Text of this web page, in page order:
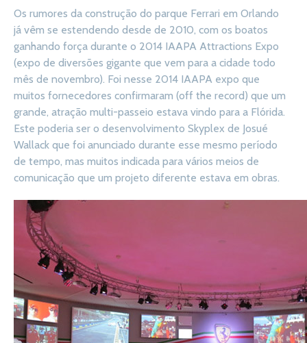
Os rumores da construção do parque Ferrari em Orlando
já vêm se estendendo desde de 2010, com os boatos
ganhando força durante o 2014 IAAPA Attractions Expo
(expo de diversões gigante que vem para a cidade todo
mês de novembro). Foi nesse 2014 IAAPA expo que
muitos fornecedores confirmaram (off the record) que um
grande, atração multi-passeio estava vindo para a Flórida.
Este poderia ser o desenvolvimento Skyplex de Josué
Wallack que foi anunciado durante esse mesmo período
de tempo, mas muitos indicada para vários meios de
comunicação que um projeto diferente estava em obras.